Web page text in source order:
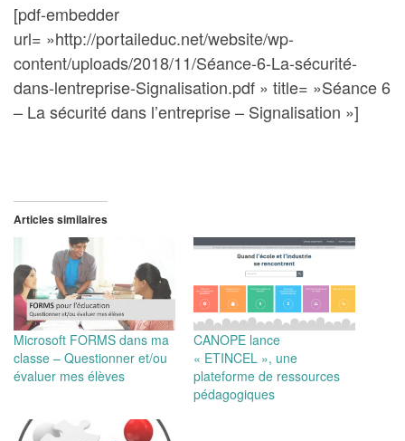
[pdf-embedder
url= »http://portaileduc.net/website/wp-
content/uploads/2018/11/Séance-6-La-sécurité-
dans-lentreprise-Signalisation.pdf » title= »Séance 6
– La sécurité dans l’entreprise – Signalisation »]
Articles similaires
Microsoft FORMS dans ma
classe – Questionner et/ou
évaluer mes élèves
CANOPE lance
« ETINCEL », une
plateforme de ressources
pédagogiques